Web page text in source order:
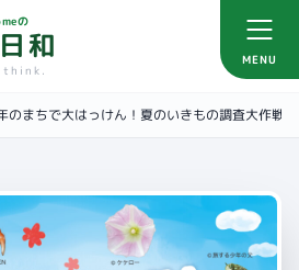
の
和 MENU
のまちで大はっけん！夏のいきもの調査大作戦